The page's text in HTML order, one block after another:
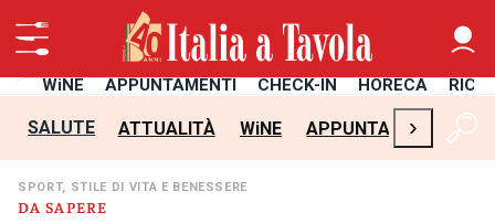
WiNE APPUNTAMENTI CHECK-IN HORECA
SALUTE ATTUALITÀ WiNE APPUNTAMENTI
›
DA SAPERE
SPORT, STILE DI VITA E BENESSERE